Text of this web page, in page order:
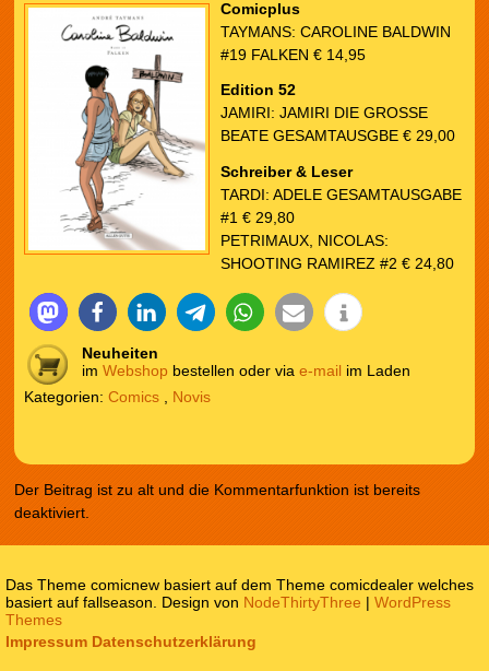
Comicplus
TAYMANS: CAROLINE BALDWIN
#19 FALKEN € 14,95
Edition 52
JAMIRI: JAMIRI DIE GROSSE
BEATE GESAMTAUSGBE € 29,00
Schreiber & Leser
TARDI: ADELE GESAMTAUSGABE
#1 € 29,80
PETRIMAUX, NICOLAS:
SHOOTING RAMIREZ #2 € 24,80
Neuheiten
im Webshop bestellen oder via e-mail im Laden
Kategorien: Comics, Novis
Der Beitrag ist zu alt und die Kommentarfunktion ist bereits
deaktiviert.
Impressum Datenschutzerklärung
Das Theme comicnew basiert auf dem Theme comicdealer welches
basiert auf fallseason. Design von NodeThirtyThree |WordPress
Themes